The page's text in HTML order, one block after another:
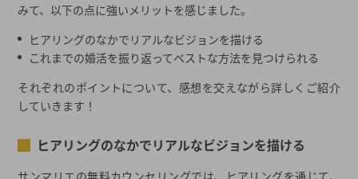
みて、以下の点に強いメリットを感じました。
ヒアリングのなかでリアルなビジョンを描ける
これまでの婚活を振り返ってベストな方法を見つけられる
それぞれのポイントについて、感想を交えながら詳しくご紹介
していきます！
ヒアリングのなかでリアルなビジョンを描ける
サンマリエの無料カウンセリングでは、ヒアリングを通じて、